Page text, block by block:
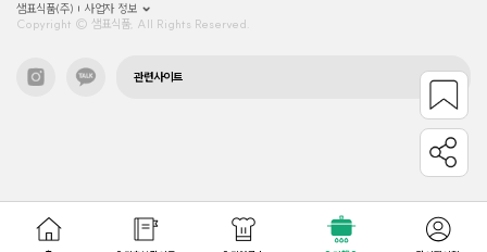
샘표식품(주)
사업자 정보
Copyright © 샘표식품, All Rights Reserved.
관련사이트